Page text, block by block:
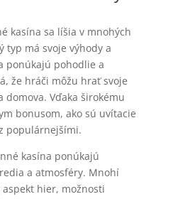
kasína sa líšia v mnohých
typ má svoje výhody a
ponúkajú pohodlie a
že hráči môžu hrať svoje
Vďaka širokému
bonusom, ako sú uvítacie
populárnejšími.
kasína ponúkajú
a atmosféry. Mnohí
hier, možnosti